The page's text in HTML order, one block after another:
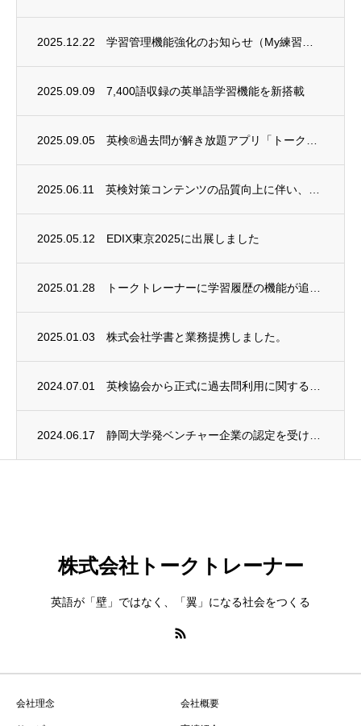
2025.12.22
2025.09.09 7,400語収録の英単語学習機能を新搭載
2025.09.05
2025.06.11
2025.05.12 EDIX東京2025に出展しました
2025.01.28
2025.01.03 株式会社学書と業務提携しました。
2024.07.01
2024.06.17
株式会社トークトレーナー
英語が「壁」ではなく、「翼」になる社会をつくる
会社理念 会社概要